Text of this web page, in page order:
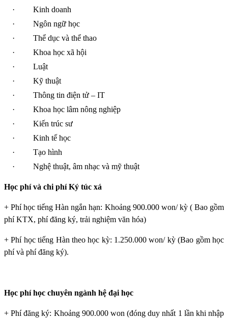
·
Kinh doanh
·
Ngôn ngữ học
·
Thể dục và thể thao
·
Khoa học xã hội
·
Luật
·
Kỹ thuật
·
Thông tin điện tử – IT
·
Khoa học lâm nông nghiệp
·
Kiến trúc sư
·
Kinh tế học
·
Tạo hình
·
Nghệ thuật, âm nhạc và mỹ thuật
Học phí và chi phí Ký túc xá
+ Phí học tiếng Hàn ngắn hạn: Khoảng 900.000 won/ kỳ ( Bao gồm
phí KTX, phí đăng ký, trải nghiệm văn hóa)
+ Phí học tiếng Hàn theo học kỳ: 1.250.000 won/ kỳ (Bao gồm học
phí và phí đăng ký).
Học phí học chuyên ngành hệ đại học
+ Phí đăng ký: Khoảng 900.000 won (đóng duy nhất 1 lần khi nhập